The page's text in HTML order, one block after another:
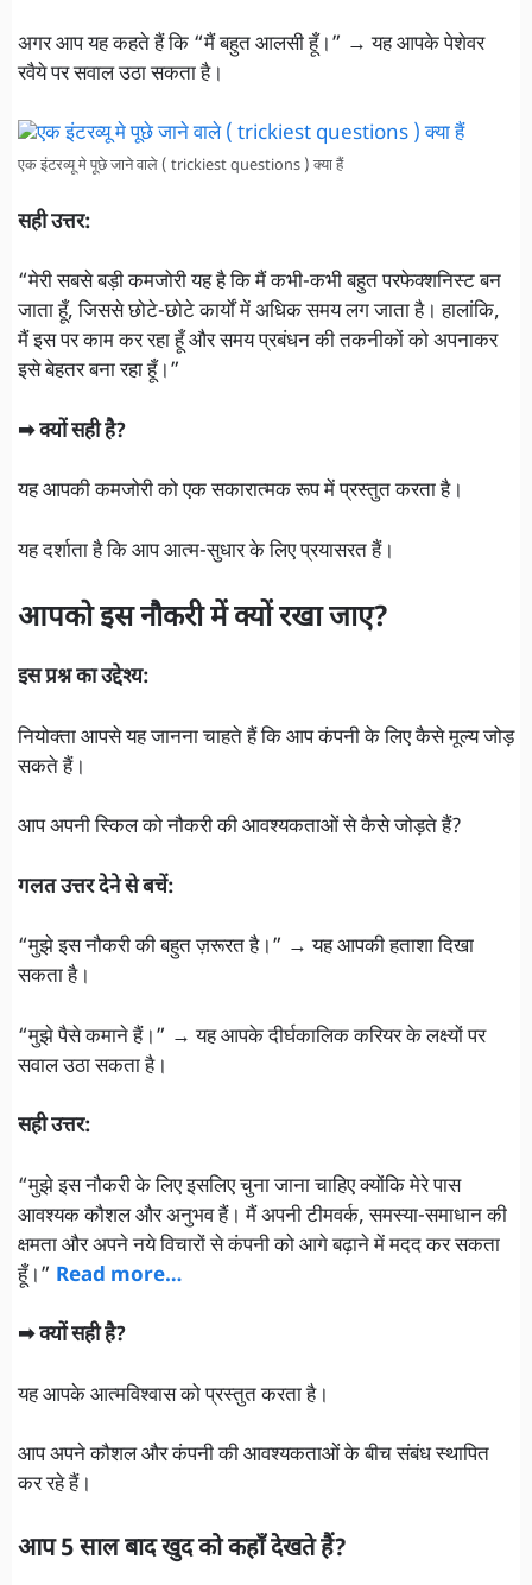
अगर आप यह कहते हैं कि “मैं बहुत आलसी हूँ।” → यह आपके पेशेवर
रवैये पर सवाल उठा सकता है।
एक इंटरव्यू मे पूछे जाने वाले ( trickiest questions ) क्या हैं
सही उत्तर:
“मेरी सबसे बड़ी कमजोरी यह है कि मैं कभी-कभी बहुत परफेक्शनिस्ट बन
जाता हूँ, जिससे छोटे-छोटे कार्यों में अधिक समय लग जाता है। हालांकि,
मैं इस पर काम कर रहा हूँ और समय प्रबंधन की तकनीकों को अपनाकर
इसे बेहतर बना रहा हूँ।”
➡ क्यों सही है?
यह आपकी कमजोरी को एक सकारात्मक रूप में प्रस्तुत करता है।
यह दर्शाता है कि आप आत्म-सुधार के लिए प्रयासरत हैं।
आपको इस नौकरी में क्यों रखा जाए?
इस प्रश्न का उद्देश्य:
नियोक्ता आपसे यह जानना चाहते हैं कि आप कंपनी के लिए कैसे मूल्य जोड़
सकते हैं।
आप अपनी स्किल को नौकरी की आवश्यकताओं से कैसे जोड़ते हैं?
गलत उत्तर देने से बचें:
“मुझे इस नौकरी की बहुत ज़रूरत है।” → यह आपकी हताशा दिखा
सकता है।
“मुझे पैसे कमाने हैं।” → यह आपके दीर्घकालिक करियर के लक्ष्यों पर
सवाल उठा सकता है।
सही उत्तर:
“मुझे इस नौकरी के लिए इसलिए चुना जाना चाहिए क्योंकि मेरे पास
आवश्यक कौशल और अनुभव हैं। मैं अपनी टीमवर्क, समस्या-समाधान की
क्षमता और अपने नये विचारों से कंपनी को आगे बढ़ाने में मदद कर सकता
हूँ।” Read more…
➡ क्यों सही है?
यह आपके आत्मविश्वास को प्रस्तुत करता है।
आप अपने कौशल और कंपनी की आवश्यकताओं के बीच संबंध स्थापित
कर रहे हैं।
आप 5 साल बाद खुद को कहाँ देखते हैं?